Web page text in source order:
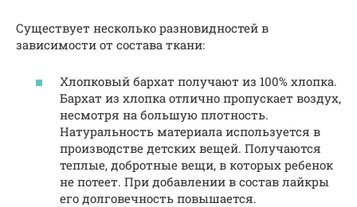
Существует несколько разновидностей в
зависимости от состава ткани:
Хлопковый бархат получают из 100% хлопка.
Бархат из хлопка отлично пропускает воздух,
несмотря на большую плотность.
Натуральность материала используется в
производстве детских вещей. Получаются
теплые, добротные вещи, в которых ребенок
не потеет. При добавлении в состав лайкры
его долговечность повышается.